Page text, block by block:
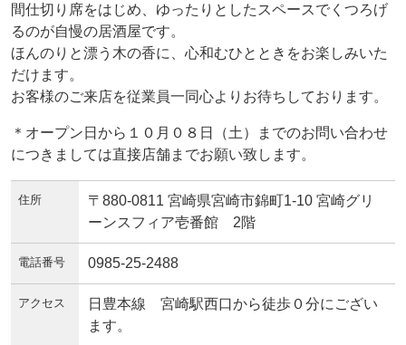
間仕切り席をはじめ、ゆったりとしたスペースでくつろげ
るのが自慢の居酒屋です。
ほんのりと漂う木の香に、心和むひとときをお楽しみいた
だけます。
お客様のご来店を従業員一同心よりお待ちしております。
＊オープン日から１０月０８日（土）までのお問い合わせ
につきましては直接店舗までお願い致します。
住所
〒880-0811 宮崎県宮崎市錦町1-10 宮崎グリ
ーンスフィア壱番館 2階
電話番号 0985-25-2488
アクセス
日豊本線 宮崎駅西口から徒歩０分にござい
ます。